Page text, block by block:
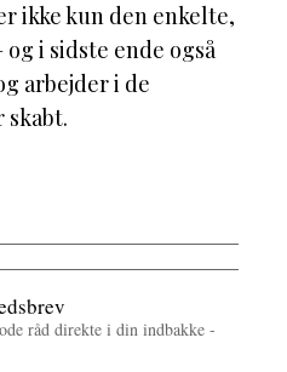
ikke kun den enkelte,
i sidste ende også
arbejder i de
råd direkte i din indbakke -